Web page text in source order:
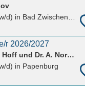
d) in Bad Zwischenahn, Rostrup
r 2026/2027
Zentrum für Augenheilkunde C. Hoff und Dr. A. Norda
d) in Papenburg